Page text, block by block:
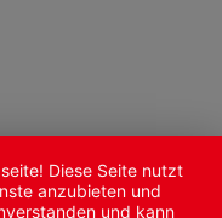
Diese Seite nutzt
anzubieten und
und kann